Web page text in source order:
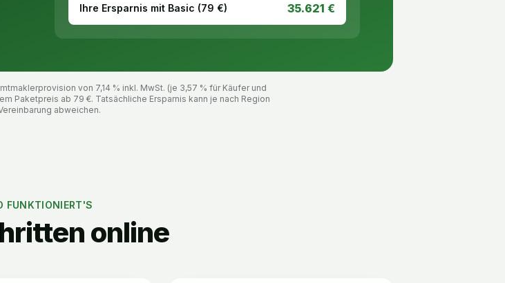
Ihre Ersparnis mit Basic (79 €) 35.621 €
von 7,14 % inkl. MwSt. (je 3,57 % für Käufer und
Paketpreis ab 79 €. Tatsächliche Ersparnis kann je nach Region
abweichen.
FUNKTIONIERT'S
online